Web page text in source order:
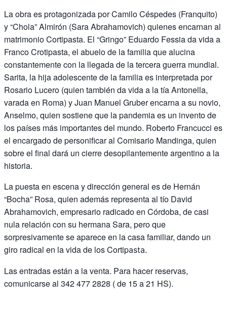
La obra es protagonizada por Camilo Céspedes (Franquito)
y “Chola” Almirón (Sara Abrahamovich) quienes encarnan al
matrimonio Cortipasta. El “Gringo” Eduardo Fessia da vida a
Franco Crotipasta, el abuelo de la familia que alucina
constantemente con la llegada de la tercera guerra mundial.
Sarita, la hija adolescente de la familia es interpretada por
Rosario Lucero (quien también da vida a la tía Antonella,
varada en Roma) y Juan Manuel Gruber encarna a su novio,
Anselmo, quien sostiene que la pandemia es un invento de
los países más importantes del mundo. Roberto Francucci es
el encargado de personificar al Comisario Mandinga, quien
sobre el final dará un cierre desopilantemente argentino a la
historia.
La puesta en escena y dirección general es de Hernán
“Bocha” Rosa, quien además representa al tío David
Abrahamovich, empresario radicado en Córdoba, de casi
nula relación con su hermana Sara, pero que
sorpresivamente se aparece en la casa familiar, dando un
giro radical en la vida de los Cortipasta.
Las entradas están a la venta. Para hacer reservas,
comunicarse al 342 477 2828 ( de 15 a 21 HS).